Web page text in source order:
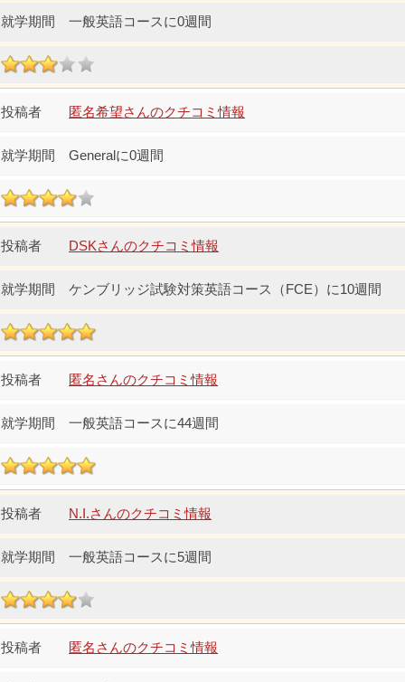
一般英語コースに0週間
匿名希望さんのクチコミ情報
Generalに0週間
DSKさんのクチコミ情報
ケンブリッジ試験対策英語コース（FCE）に10週間
匿名さんのクチコミ情報
一般英語コースに44週間
N.I.さんのクチコミ情報
一般英語コースに5週間
匿名さんのクチコミ情報